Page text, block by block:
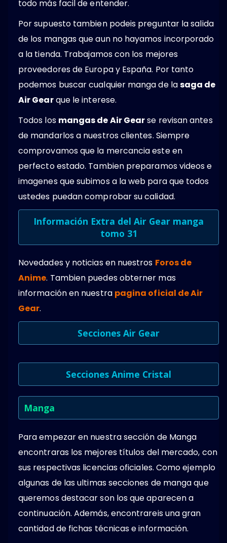
todo más facil de entender.
Por supuesto tambien podeis preguntar la salida
de los mangas que aun no hayamos incorporado
a la tienda. Trabajamos con los mejores
proveedores de Europa y España. Por tanto
podemos buscar cualquier manga de lasaga de
Air Gearque le interese.
Todos los mangas de Air Gearse revisan antes
de mandarlos a nuestros clientes. Siempre
comprovamos que la mercancia este en
perfecto estado. Tambien preparamos videos e
imagenes que subimos a la web para que todos
ustedes puedan comprobar su calidad.
Información Extra del Air Gear manga
tomo 31
Novedades y noticias en nuestros Foros de
Anime. Tambien puedes obterner mas
información en nuestra pagina oficial de Air
Gear.
Secciones Air Gear
Secciones Anime Cristal
Manga
Para empezar en nuestra sección de Manga
encontraras los mejores títulos del mercado, con
sus respectivas licencias oficiales. Como ejemplo
algunas de las ultimas secciones de manga que
queremos destacar son los que aparecen a
continuación. Además, encontrareis una gran
cantidad de fichas técnicas e información.